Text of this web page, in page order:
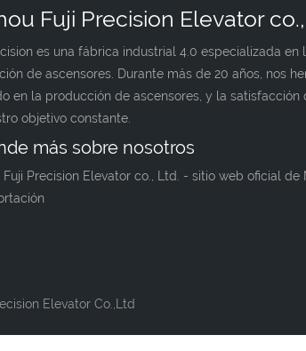
Fuji Precision Elevator
es una fábrica industrial 4.0 especializada en
de ascensores. Durante más de 20 años, nos
en la producción de ascensores, y la satisfacción
objetivo constante.
más sobre nosotros
Fuji Precision Elevator co., Ltd. - sitio web oficial de
Elevator Co.,Ltd